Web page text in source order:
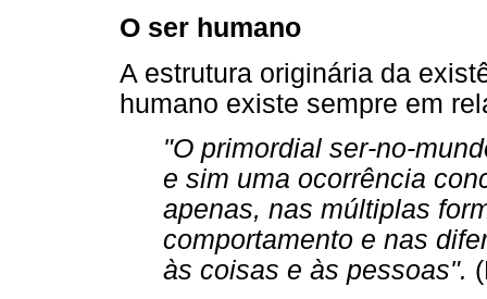
O ser humano
A estrutura originária da
humano existe sempre em
"O primordial ser-no-
e sim uma ocorrência
apenas, nas múltiplas
comportamento e nas
às coisas e às pessoas".